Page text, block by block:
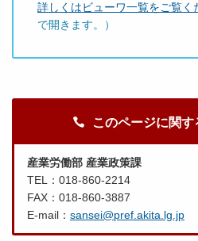
詳しくはビューワ一覧をご覧く
で開きます。）
このページに関
産業労働部 産業政策課
TEL：018-860-2214
FAX：018-860-3887
E-mail： sansei@pref.akita.lg.jp